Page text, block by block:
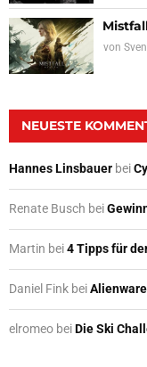
von
NEUESTE
Hannes Linsbauer bei
Renate Busch bei
Martin bei4 Tipps für
Daniel Fink bei
elromeo beiDie Ski